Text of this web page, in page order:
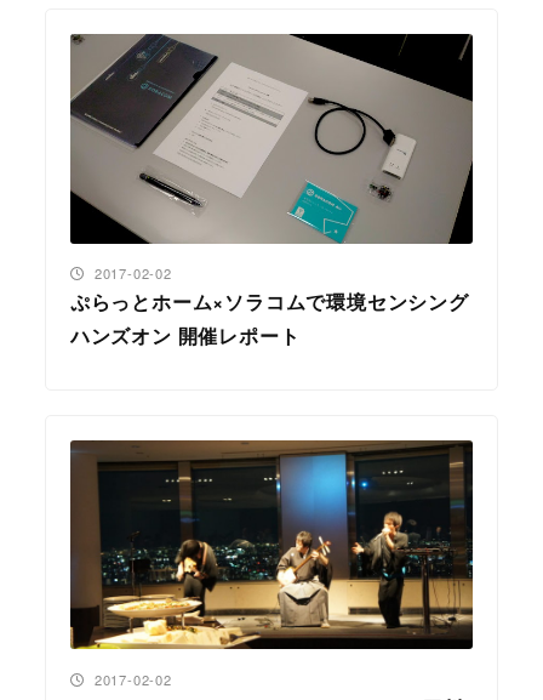
ぷらっとホーム×ソラコムで環境センシング
ハンズオン 開催レポート
投稿日
2017-02-02
投稿日
2017-02-02